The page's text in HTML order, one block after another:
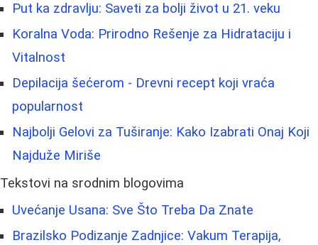
Put ka zdravlju: Saveti za bolji život u 21. veku
Koralna Voda: Prirodno Rešenje za Hidrataciju i
Vitalnost
Depilacija šećerom - Drevni recept koji vraća
popularnost
Najbolji Gelovi za Tuširanje: Kako Izabrati Onaj Koji
Najduže Miriše
Tekstovi na srodnim blogovima
Uvećanje Usana: Sve Što Treba Da Znate
Brazilsko Podizanje Zadnjice: Vakum Terapija,